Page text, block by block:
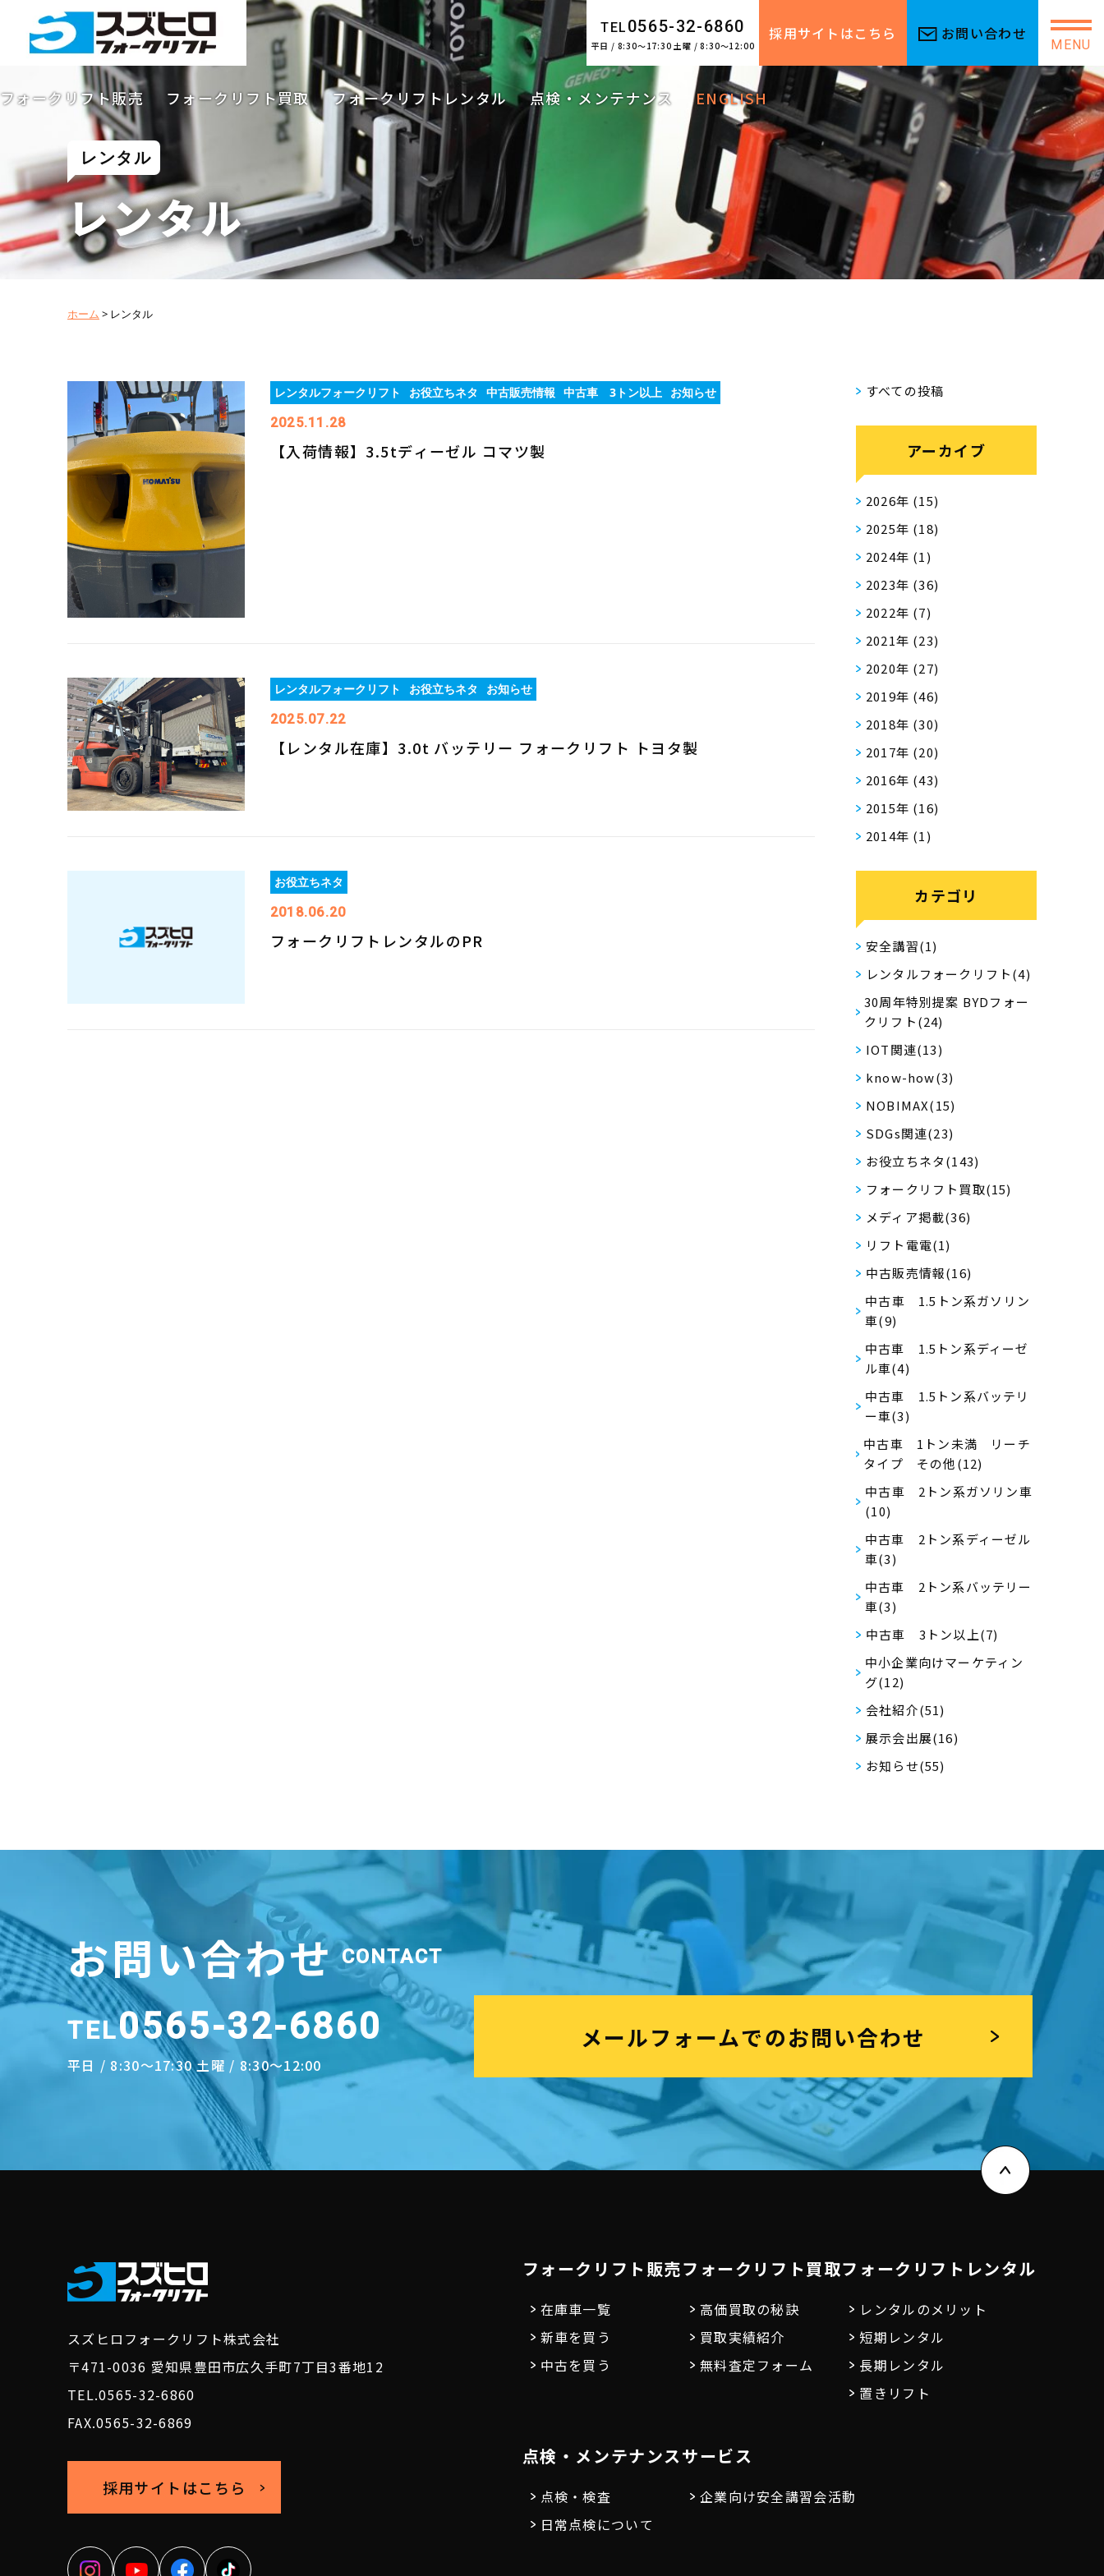
TEL 0565-32-6860
平日 / 8:30～17:30 土曜 / 8:30～12:00
採用サイトはこちら お問い合わせ
MENU
フォークリフト販売 フォークリフト買取 フォークリフトレンタル 点検・メンテナンス ENGLISH
レンタル
レンタル
ホーム > レンタル
レンタルフォークリフト お役立ちネタ 中古販売情報 中古車 3トン以上 お知らせ
2025.11.28
【入荷情報】3.5tディーゼル コマツ製
レンタルフォークリフト お役立ちネタ
お知らせ
2025.07.22
【レンタル在庫】3.0t バッテリー フォークリフト トヨタ製
お役立ちネタ
2018.06.20
フォークリフトレンタルのPR
すべての投稿
アーカイブ
2026年 (15)
2025年 (18)
2024年 (1)
2023年 (36)
2022年 (7)
2021年 (23)
2020年 (27)
2019年 (46)
2018年 (30)
2017年 (20)
2016年 (43)
2015年 (16)
2014年 (1)
カテゴリ
安全講習(1)
レンタルフォークリフト(4)
30周年特別提案 BYDフォー
クリフト(24)
IOT関連(13)
know-how(3)
NOBIMAX(15)
SDGs関連(23)
お役立ちネタ(143)
フォークリフト買取(15)
メディア掲載(36)
リフト電電(1)
中古販売情報(16)
中古車 1.5トン系ガソリン
車(9)
中古車 1.5トン系ディーゼ
ル車(4)
中古車 1.5トン系バッテリ
ー車(3)
中古車 1トン未満 リーチ
タイプ その他(12)
中古車 2トン系ガソリン車
(10)
中古車 2トン系ディーゼル
車(3)
中古車 2トン系バッテリー
車(3)
中古車 3トン以上(7)
中小企業向けマーケティン
グ(12)
会社紹介(51)
展示会出展(16)
お知らせ(55)
お問い合わせ CONTACT
TEL0565-32-6860
平日 / 8:30～17:30 土曜 / 8:30～12:00
メールフォームでのお問い合わせ
スズヒロフォークリフト株式会社
〒471-0036 愛知県豊田市広久手町7丁目3番地12
TEL.0565-32-6860
FAX.0565-32-6869
採用サイトはこちら
フォークリフト販売
在庫車一覧
新車を買う
中古を買う
フォークリフト買取
高価買取の秘訣
買取実績紹介
無料査定フォーム
フォークリフトレンタル
レンタルのメリット
短期レンタル
長期レンタル
置きリフト
点検・メンテナンス
点検・検査
日常点検について
サービス
企業向け安全講習会活動